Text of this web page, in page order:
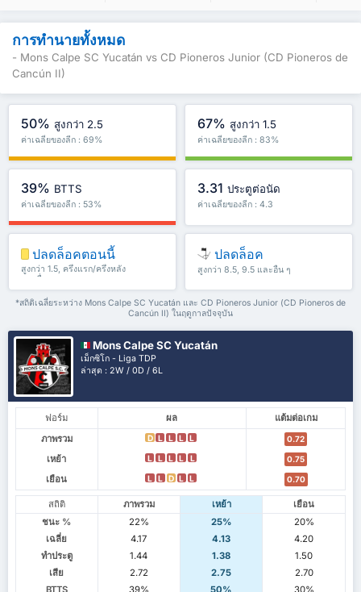
การทำนายทั้งหมด
- Mons Calpe SC Yucatán vs CD Pioneros Junior (CD Pioneros de
Cancún II)
50% สูงกว่า 2.5
ค่าเฉลี่ยของลีก : 69%
67% สูงกว่า 1.5
ค่าเฉลี่ยของลีก : 83%
39% BTTS
ค่าเฉลี่ยของลีก : 53%
3.31 ประตูต่อนัด
ค่าเฉลี่ยของลีก : 4.3
ปลดล็อคตอนนี้
สูงกว่า 1.5, ครึ่งแรก/ครึ่งหลัง
และอื่น ๆ
ปลดล็อค
สูงกว่า 8.5, 9.5 และอื่น ๆ
*สถิติเฉลี่ยระหว่าง Mons Calpe SC Yucatán และ CD Pioneros Junior (CD Pioneros de
Cancún II) ในฤดูกาลปัจจุบัน
Mons Calpe SC Yucatán
เม็กซิโก - Liga TDP
ล่าสุด : 2W / 0D / 6L
ฟอร์ม ผล
แต้มต่อเกม
ภาพรวม
D L L L L 0.72
เหย้า L L L L L 0.75
เยือน L L D L L 0.70
สถิติ ภาพรวม เหย้า
เยือน
ชนะ %
22% 25%
20%
เฉลี่ย
4.17 4.13
4.20
ทำประตู
1.44 1.38
1.50
เสีย
2.72 2.75
2.70
BTTS
39% 50%
30%